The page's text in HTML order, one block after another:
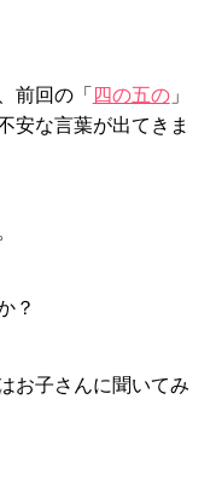
前回の「 四の五の」
安な言葉が出てきま
？
お子さんに聞いてみ